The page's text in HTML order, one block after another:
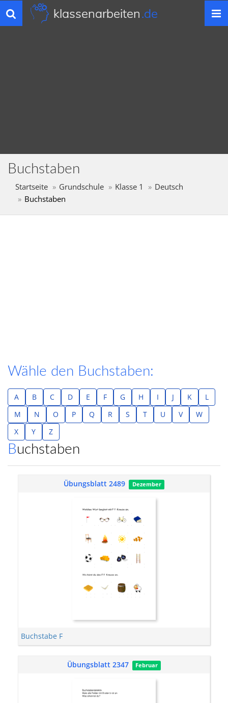
Toggle
navigation
klassenarbeiten.de
Buchstaben
Startseite Grundschule Klasse 1
Deutsch
Buchstaben
Wähle den Buchstaben:
A B C D E F G H I J K
L
M
N O P Q R S T U V
W
X
Y Z
Buchstaben
Übungsblatt 2489 Dezember
Buchstabe F
Übungsblatt 2347 Februar